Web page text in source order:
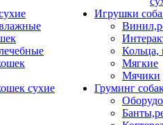
сухие
Игрушки
Кольца,
Мягкие
Мячики
Груминг